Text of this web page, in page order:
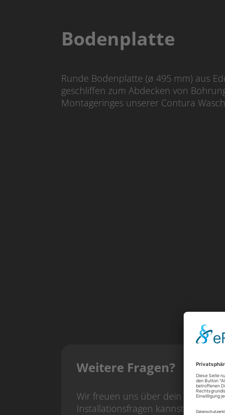
Bodenplatte
Runde Bodenplatte (ø 495 mm) aus
geschliffen zum Abdecken von
Montageringes unserer Contura
Weitere Fragen?
Wir freuen uns über dein
Installationsfragen kannst du dich